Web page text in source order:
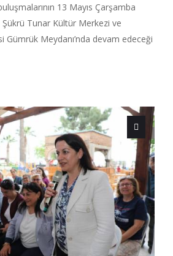
13 Mayıs Çarşamba
Tunar Kültür Merkezi ve
Meydanı’nda devam edeceği